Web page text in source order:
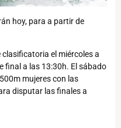
hoy, para a partir de
el miércoles a
final a las 13:30h. El sábado
mujeres con las
disputar las finales a